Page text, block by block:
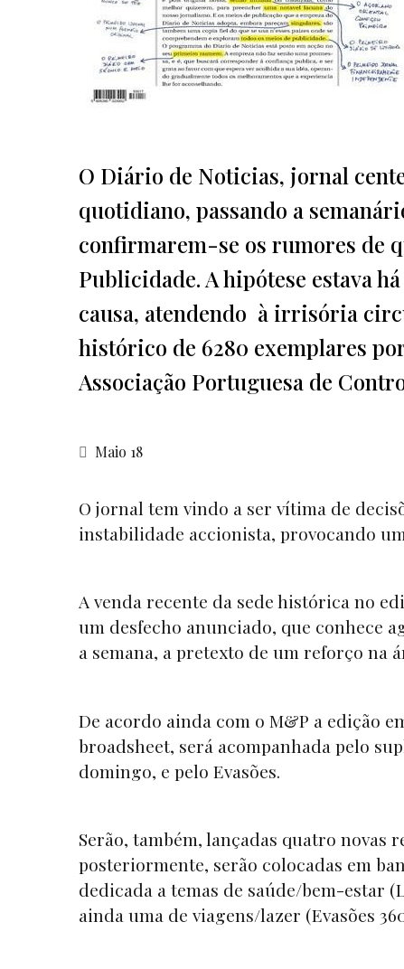
O Diário de Noticias, jornal
quotidiano, passando a
confirmarem-se os rumores de
Publicidade. A hipótese estava
causa, atendendo à irrisória
histórico de 6280 exemplares
Associação Portuguesa de
Maio 18
O jornal tem vindo a ser vítima de
instabilidade accionista, provocando
A venda recente da sede histórica no
um desfecho anunciado, que conhece
a semana, a pretexto de um reforço na
De acordo ainda com o M&P a edição
broadsheet, será acompanhada pelo
domingo, e pelo Evasões.
Serão, também, lançadas quatro novas
posteriormente, serão colocadas em
dedicada a temas de saúde/bem-estar (
ainda uma de viagens/lazer (Evasões